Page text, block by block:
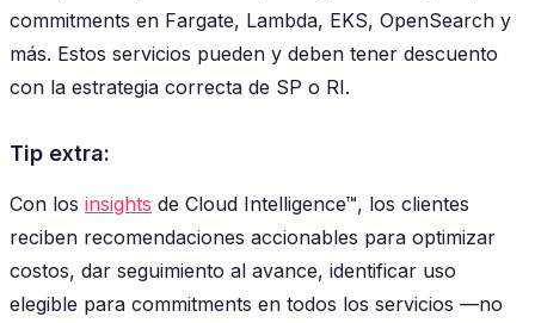
commitments en Fargate, Lambda, EKS, OpenSearch y
más. Estos servicios pueden y deben tener descuento
con la estrategia correcta de SP o RI.
Tip extra:
Con los insights de Cloud Intelligence™, los clientes
reciben recomendaciones accionables para optimizar
costos, dar seguimiento al avance, identificar uso
elegible para commitments en todos los servicios —no